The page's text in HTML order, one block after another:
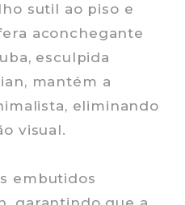
sutil ao piso e
aconchegante
esculpida
mantém a
eliminando
visual.
embutidos